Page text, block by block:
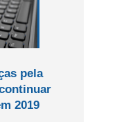
pela
2019